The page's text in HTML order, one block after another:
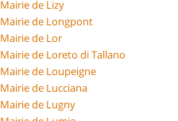
Mairie de Lizy
Mairie de Longpont
Mairie de Lor
Mairie de Loreto di Tallano
Mairie de Loupeigne
Mairie de Lucciana
Mairie de Lugny